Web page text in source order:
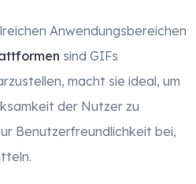
Anwendungsbereichen
sind GIFs
macht sie ideal, um
der Nutzer zu
Benutzerfreundlichkeit bei,